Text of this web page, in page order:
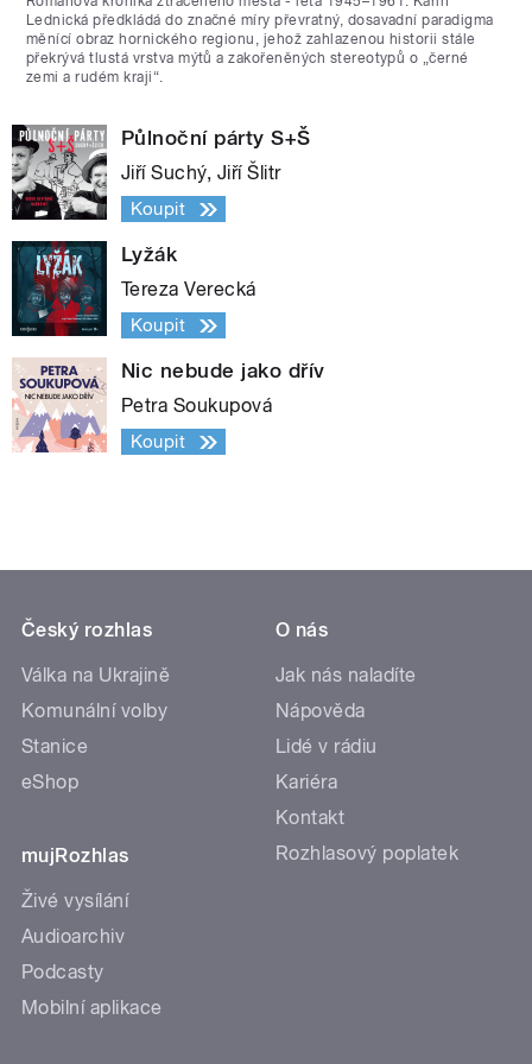
Lednická předkládá do značné míry převratný, dosavadní paradigma
měnící obraz hornického regionu, jehož zahlazenou historii stále
překrývá tlustá vrstva mýtů a zakořeněných stereotypů o „černé
zemi a rudém kraji“.
Půlnoční párty S+Š
Jiří Suchý, Jiří Šlitr
Koupit
Lyžák
Tereza Verecká
Koupit
Nic nebude jako dřív
Petra Soukupová
Koupit
Český rozhlas
Válka na Ukrajině
Komunální volby
Stanice
eShop
mujRozhlas
Živé vysílání
Audioarchiv
Podcasty
Mobilní aplikace
O nás
Jak nás naladíte
Nápověda
Lidé v rádiu
Kariéra
Kontakt
Rozhlasový poplatek